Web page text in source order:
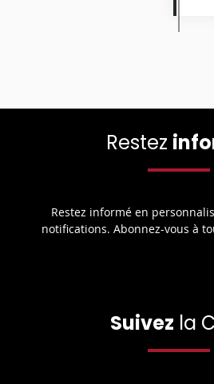
Restez
Restez informé en
notifications. Abonnez-vous à
Suivez la